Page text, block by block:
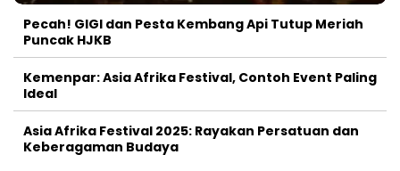
Pecah! GIGI dan Pesta Kembang Api Tutup Meriah
Puncak HJKB
Kemenpar: Asia Afrika Festival, Contoh Event Paling
Ideal
Asia Afrika Festival 2025: Rayakan Persatuan dan
Keberagaman Budaya